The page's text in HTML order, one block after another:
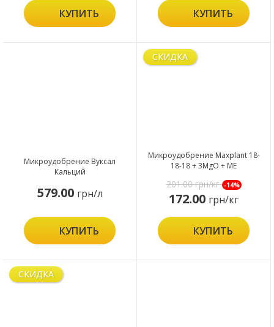
КУПИТЬ КУПИТЬ
Микроудобрение Вуксал
Кальций
579.00 грн/л
КУПИТЬ
СКИДКА
Микроудобрение Maxplant 18-
18-18 + 3MgO + ME
201.00грн/кг -14%
172.00 грн/кг
КУПИТЬ
СКИДКА